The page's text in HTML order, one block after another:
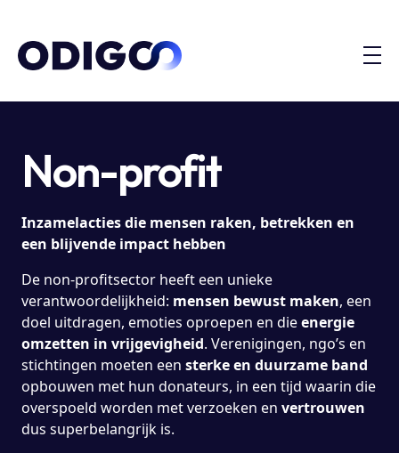
Non-profit
Inzamelacties die mensen raken, betrekken en
een blijvende impact hebben
De non-profitsector heeft een unieke
verantwoordelijkheid: mensen bewust maken, een
doel uitdragen, emoties oproepen en dieenergie
omzetten in vrijgevigheid. Verenigingen, ngo’s en
stichtingen moeten een sterke en duurzame band
opbouwen met hun donateurs, in een tijd waarin die
overspoeld worden met verzoeken en vertrouwen
dus superbelangrijk is.